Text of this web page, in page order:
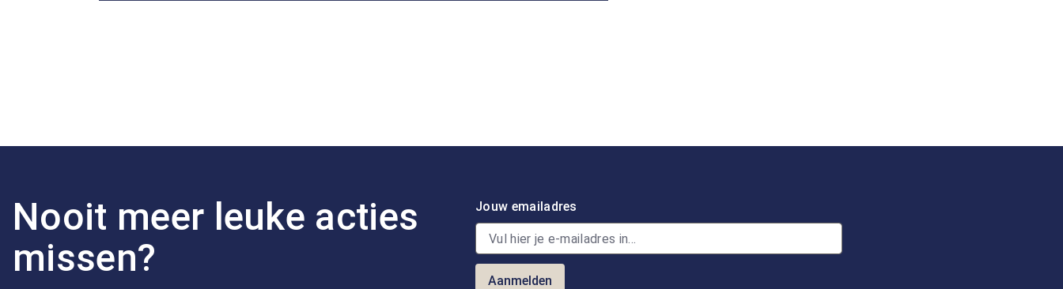
Nooit meer leuke acties
missen?
Jouw emailadres
Aanmelden